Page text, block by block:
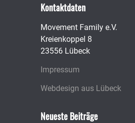
Kontaktdaten
Movement Family e.V.
Kreienkoppel 8
23556 Lübeck
Impressum
Webdesign aus Lübeck
Neueste Beiträge